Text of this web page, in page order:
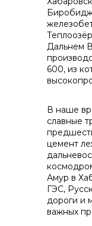
Дальнем
600, из
В наше
славные
цемент
Амур в
ГЭС,
дороги и
важных